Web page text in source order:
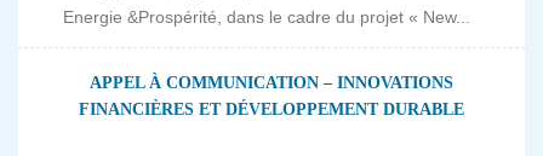
Energie &Prospérité, dans le cadre du projet « New...
APPEL À COMMUNICATION – INNOVATIONS
FINANCIÈRES ET DÉVELOPPEMENT DURABLE